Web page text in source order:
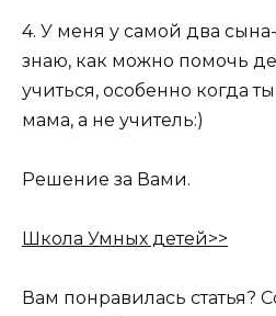
4. У меня у самой два
знаю, как можно помочь
учиться, особенно когда
мама, а не учитель:)
Решение за Вами.
Школа Умных детей>>
Вам понравилась статья?